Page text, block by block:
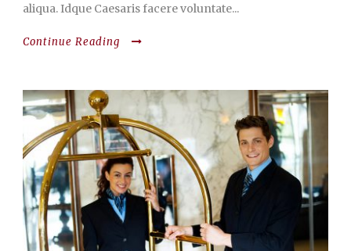
aliqua. Idque Caesaris facere voluntate...
Continue Reading